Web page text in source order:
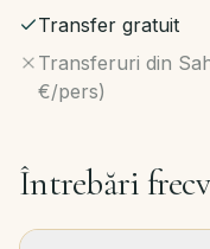
Transfer gratuit
Transferuri din
€/pers)
Întrebări